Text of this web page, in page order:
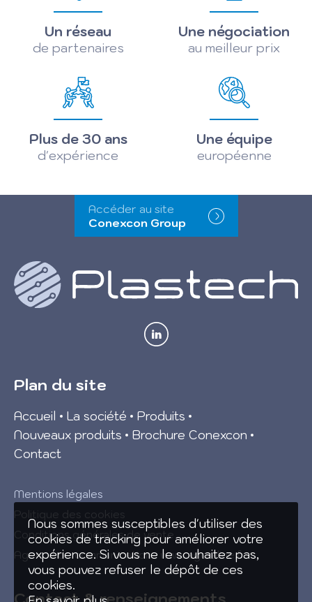
Nous sommes susceptibles d'utiliser des
cookies de tracking pour améliorer votre
expérience. Si vous ne le souhaitez pas,
vous pouvez refuser le dépôt de ces
cookies.
Un réseau
de partenaires
Une négociation
au meilleur prix
Plus de 30 ans
d'expérience
Une équipe
européenne
Accéder au site
Conexcon Group
Plan du site
Accueil La société
Produits
Nouveaux produits
Brochure Conexcon
Contact
Mentions légales
Politique des cookies
Conditions générales de vente
Agence de communication : www.agoraline.fr